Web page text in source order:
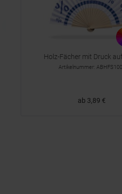
Holz-Fächer mit Druck
Artikelnummer:
ab 3,89 €